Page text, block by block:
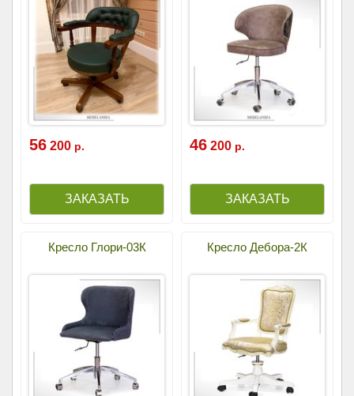
56 200 р. 46 200 р.
Кресло Глори-03К Кресло Дебора-2К